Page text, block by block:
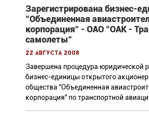
Зарегистрирована бизнес-
"Объединенная
корпорация" - ОАО "ОАК -
самолеты"
22 августа 2008
Завершена процедура юридической
бизнес-единицы открытого
общества "Объединенная
корпорация" по транспортной